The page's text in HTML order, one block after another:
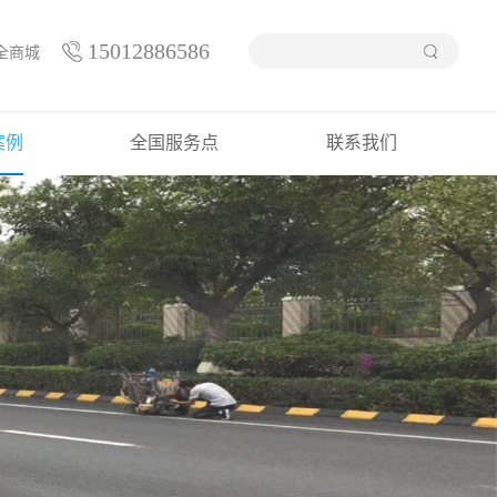
商城 15012886586
全国服务点 联系我们